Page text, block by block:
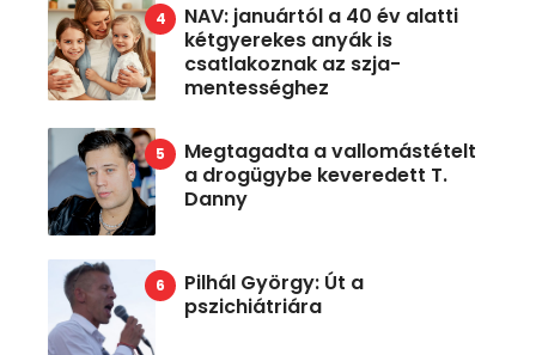
NAV: januártól a 40 év alatti
kétgyerekes anyák is
csatlakoznak az szja-
mentességhez
Megtagadta a vallomástételt
a drogügybe keveredett T.
Danny
Pilhál György: Út a
pszichiátriára